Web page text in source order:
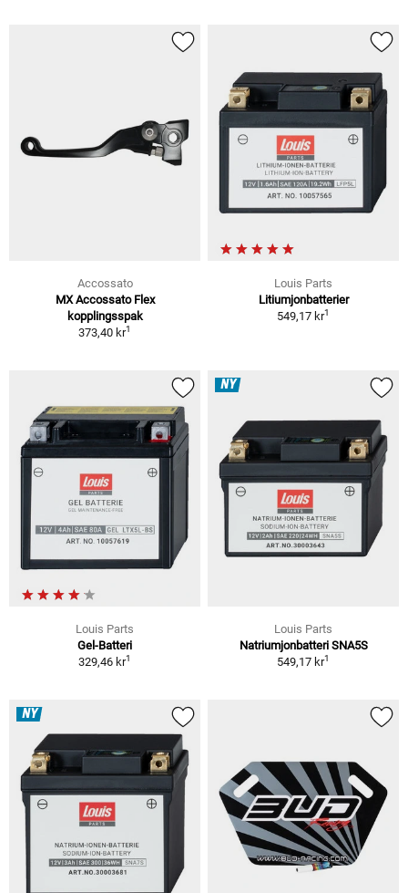
Accossato
MX Accossato Flex
kopplingsspak
373,40 kr1
Louis Parts
Litiumjonbatterier
549,17 kr1
Louis Parts
Gel-Batteri
329,46 kr1
NY
Louis Parts
Natriumjonbatteri SNA5S
549,17 kr1
NY